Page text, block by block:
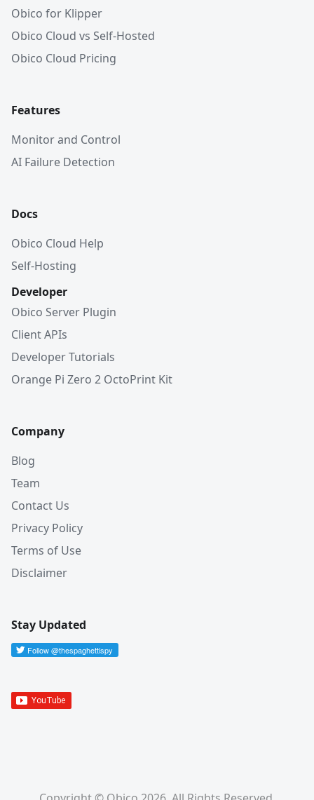
Obico for Klipper
Obico Cloud vs Self-Hosted
Obico Cloud Pricing
Features
Monitor and Control
AI Failure Detection
Docs
Obico Cloud Help
Self-Hosting
Developer
Obico Server Plugin
Client APIs
Developer Tutorials
Orange Pi Zero 2 OctoPrint Kit
Company
Blog
Team
Contact Us
Privacy Policy
Terms of Use
Disclaimer
Stay Updated